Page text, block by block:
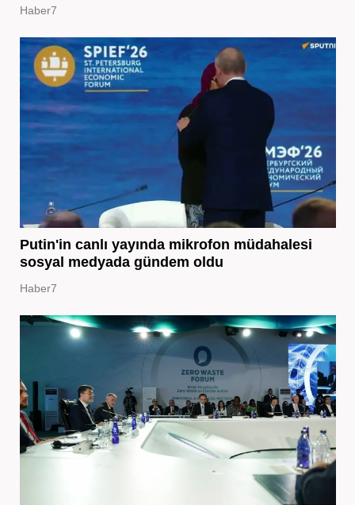
Haber7
Putin'in canlı yayında mikrofon müdahalesi
sosyal medyada gündem oldu
Haber7